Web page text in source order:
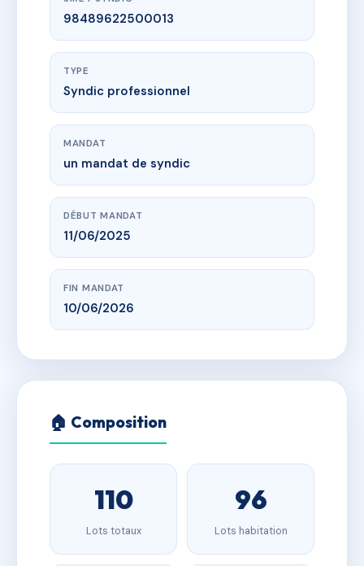
98489622500013
TYPE
Syndic professionnel
MANDAT
un mandat de syndic
DÉBUT MANDAT
11/06/2025
FIN MANDAT
10/06/2026
🏠 Composition
110
Lots totaux
96
Lots habitation